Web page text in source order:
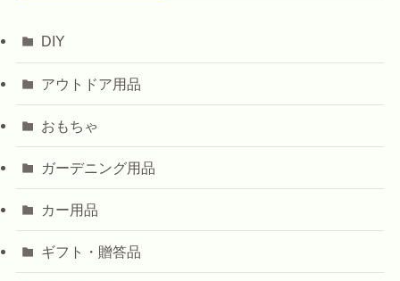
DIY
アウトドア用品
おもちゃ
ガーデニング用品
カー用品
ギフト・贈答品